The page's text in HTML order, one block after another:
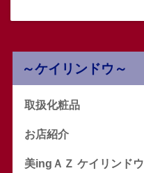
～ケイリンドウ～
取扱化粧品
お店紹介
美ingＡＺ ケイリンドウ